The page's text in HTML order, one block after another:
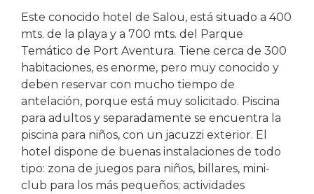
Este conocido hotel de Salou, está situado a 400
mts. de la playa y a 700 mts. del Parque
Temático de Port Aventura. Tiene cerca de 300
habitaciones, es enorme, pero muy conocido y
deben reservar con mucho tiempo de
antelación, porque está muy solicitado. Piscina
para adultos y separadamente se encuentra la
piscina para niños, con un jacuzzi exterior. El
hotel dispone de buenas instalaciones de todo
tipo: zona de juegos para niños, billares, mini-
club para los más pequeños; actividades